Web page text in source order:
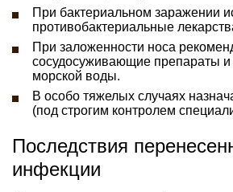
При бактериальном заражении
противобактериальные
При заложенности носа
сосудосуживающие препараты
морской воды.
В особо тяжелых случаях
(под строгим контролем
Последствия
инфекции